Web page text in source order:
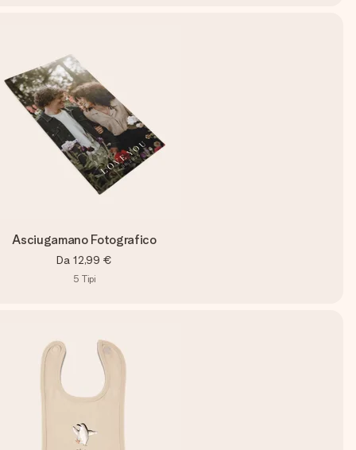
Asciugamano Fotografico
Da 12,99 €
5 Tipi